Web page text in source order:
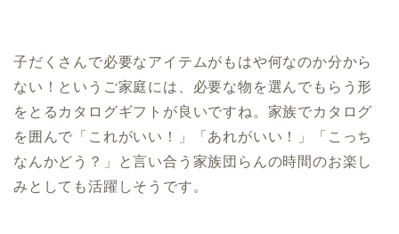
子だくさんで必要なアイテムがもはや何なのか分から
ない！というご家庭には、必要な物を選んでもらう形
をとるカタログギフトが良いですね。家族でカタログ
を囲んで「これがいい！」「あれがいい！」「こっち
なんかどう？」と言い合う家族団らんの時間のお楽し
みとしても活躍しそうです。